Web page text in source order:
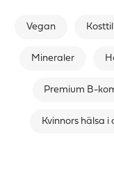
Vegan
Mineraler
Premium B-
Kvinnors hälsa i